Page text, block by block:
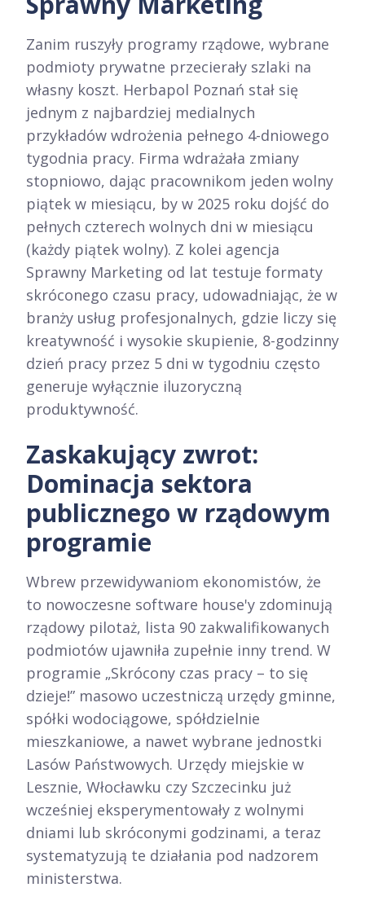
Zanim ruszyły programy rządowe, wybrane
podmioty prywatne przecierały szlaki na
własny koszt. Herbapol Poznań stał się
jednym z najbardziej medialnych
przykładów wdrożenia pełnego 4-dniowego
tygodnia pracy. Firma wdrażała zmiany
stopniowo, dając pracownikom jeden wolny
piątek w miesiącu, by w 2025 roku dojść do
pełnych czterech wolnych dni w miesiącu
(każdy piątek wolny). Z kolei agencja
Sprawny Marketing od lat testuje formaty
skróconego czasu pracy, udowadniając, że w
branży usług profesjonalnych, gdzie liczy się
kreatywność i wysokie skupienie, 8-godzinny
dzień pracy przez 5 dni w tygodniu często
generuje wyłącznie iluzoryczną
produktywność.
Zaskakujący zwrot:
Dominacja sektora
publicznego w rządowym
programie
Wbrew przewidywaniom ekonomistów, że
to nowoczesne software house'y zdominują
rządowy pilotaż, lista 90 zakwalifikowanych
podmiotów ujawniła zupełnie inny trend. W
programie „Skrócony czas pracy – to się
dzieje!” masowo uczestniczą urzędy gminne,
spółki wodociągowe, spółdzielnie
mieszkaniowe, a nawet wybrane jednostki
Lasów Państwowych. Urzędy miejskie w
Lesznie, Włocławku czy Szczecinku już
wcześniej eksperymentowały z wolnymi
dniami lub skróconymi godzinami, a teraz
systematyzują te działania pod nadzorem
ministerstwa.